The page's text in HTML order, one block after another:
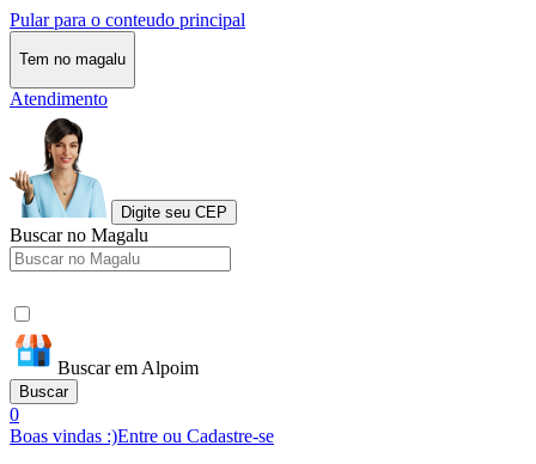
Pular para o conteudo principal
Tem no magalu
Atendimento
Digite seu CEP
Buscar no Magalu
Buscar em Alpoim
Buscar
0
Boas vindas :)Entre ou Cadastre-se